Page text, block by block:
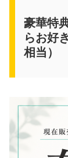
豪華特
らお好
相当）